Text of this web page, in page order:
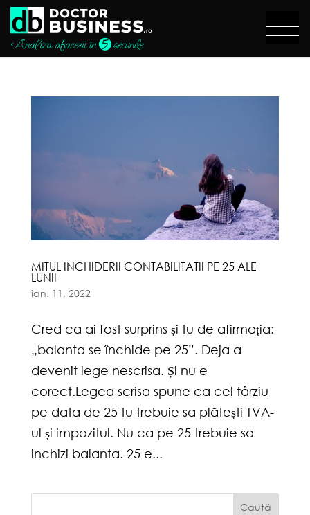
MITUL INCHIDERII CONTABILITATII PE 25 ALE
LUNII
ian. 11, 2022
Cred ca ai fost surprins și tu de afirmația:
„balanta se închide pe 25”. Deja a
devenit lege nescrisa. Și nu e
corect.Legea scrisa spune ca cel târziu
pe data de 25 tu trebuie sa plătești TVA-
ul și impozitul. Nu ca pe 25 trebuie sa
inchizi balanta. 25 e...
Caută